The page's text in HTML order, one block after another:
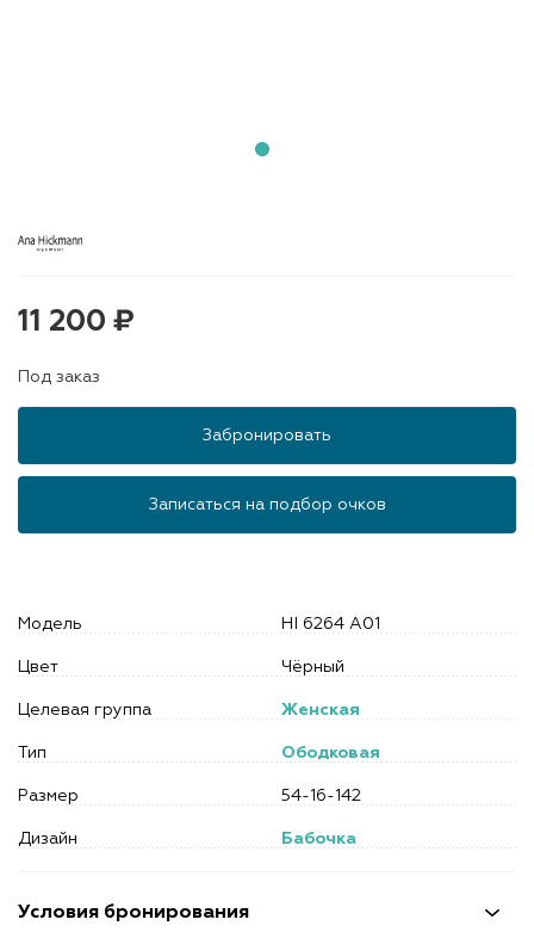
Условия бронирования
11 200 ₽
Под заказ
Забронировать
Записаться на подбор очков
Модель HI 6264 A01
Цвет Чёрный
Целевая группа Женская
Тип Ободковая
Размер 54-16-142
Дизайн Бабочка